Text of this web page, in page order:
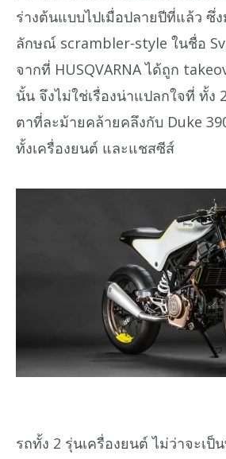
ร่างต้นแบบไปเมื่อปลายปีที่แล้ว ซึ่
ลักษณ์ scrambler-style ในชื่อ
จากที่ HUSQVARNA ได้ถูก
นั้น จึงไม่ใช่เรื่องน่าแปลกใจที่ ทั้ง
ตาที่ละม้ายคล้ายคลึงกับ Duke
ทั้งเครื่องยนต์ และแชสซีส์
รถทั้ง 2 รุ่นเครื่องยนต์ ไม่ว่าจะเป็